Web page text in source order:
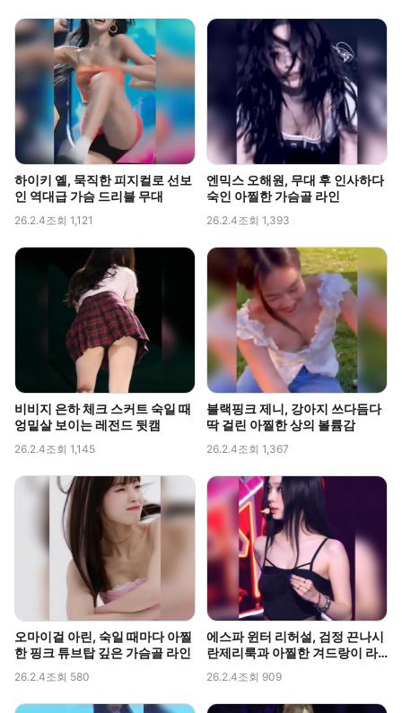
하이키 옐, 묵직한 피지컬로 선보
인 역대급 가슴 드리블 무대
26.2.4조회 1,121
엔믹스 오해원, 무대 후 인사하다
숙인 아찔한 가슴골 라인
26.2.4조회 1,393
비비지 은하 체크 스커트 숙일 때
엉밑살 보이는 레전드 뒷캠
26.2.4조회 1,145
블랙핑크 제니, 강아지 쓰다듬다
딱 걸린 아찔한 상의 볼륨감
26.2.4조회 1,367
오마이걸 아린, 숙일 때마다 아찔
한 핑크 튜브탑 깊은 가슴골 라인
26.2.4조회 580
에스파 윈터 리허설, 검정 끈나시
란제리룩과 아찔한 겨드랑이 라
26.2.4조회 909